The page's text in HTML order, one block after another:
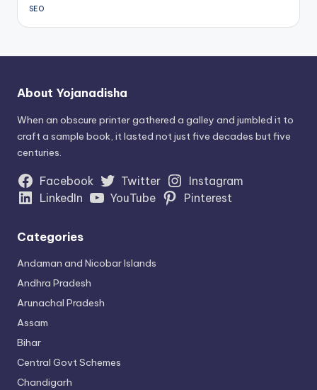
SEO
About Yojanadisha
When an obscure printer gathered a galley and jumbled it to
craft a sample book, it lasted not just five decades but five
centuries.
Facebook Twitter
Instagram
LinkedIn
YouTube Pinterest
Categories
Andaman and Nicobar Islands
Andhra Pradesh
Arunachal Pradesh
Assam
Bihar
Central Govt Schemes
Chandigarh